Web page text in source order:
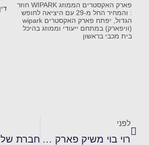
פארק האקסטרים הממוזג WIPARK חוזר
: והמחיר החל מ-29 עם היציאה לחופש
הגדול, יפתח פארק האקסטרים wipark
(וויפארק) במתחם ייעודי וממוזג בהיכל
בית מכבי בראשון
לפני
רוי בוי משיק פארק מים חדשני בתל אביב: "הגשמתי את החלום שלי"